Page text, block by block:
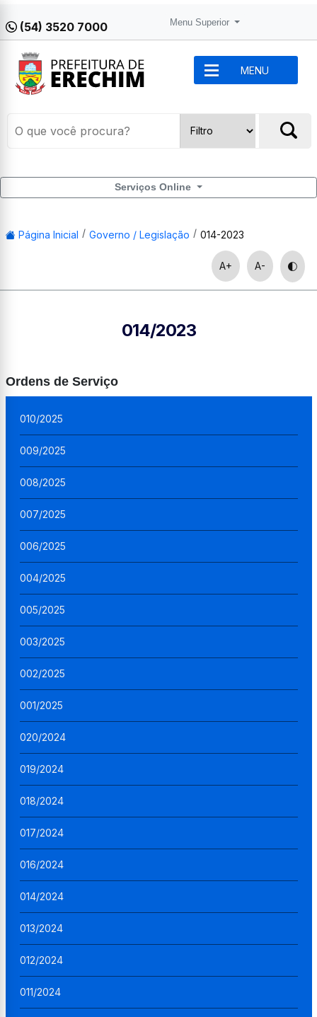
(54) 3520 7000 Menu Superior
MENU
Serviços Online
Página Inicial Governo / Legislação 014-2023
A+ A-
014/2023
Ordens de Serviço
010/2025
009/2025
008/2025
007/2025
006/2025
004/2025
005/2025
003/2025
002/2025
001/2025
020/2024
019/2024
018/2024
017/2024
016/2024
014/2024
013/2024
012/2024
011/2024